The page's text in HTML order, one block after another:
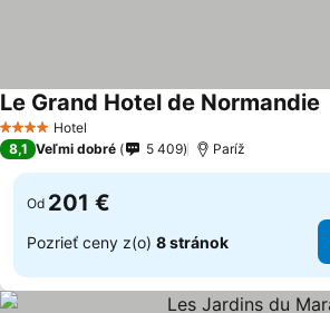
4 Počet hviezdičiek
Hotel
Le Grand Hotel de Normandie
8,1 Veľmi dobré 5 409 Paríž
Od 201 €
Pozrieť ceny z(o) 8 stránok